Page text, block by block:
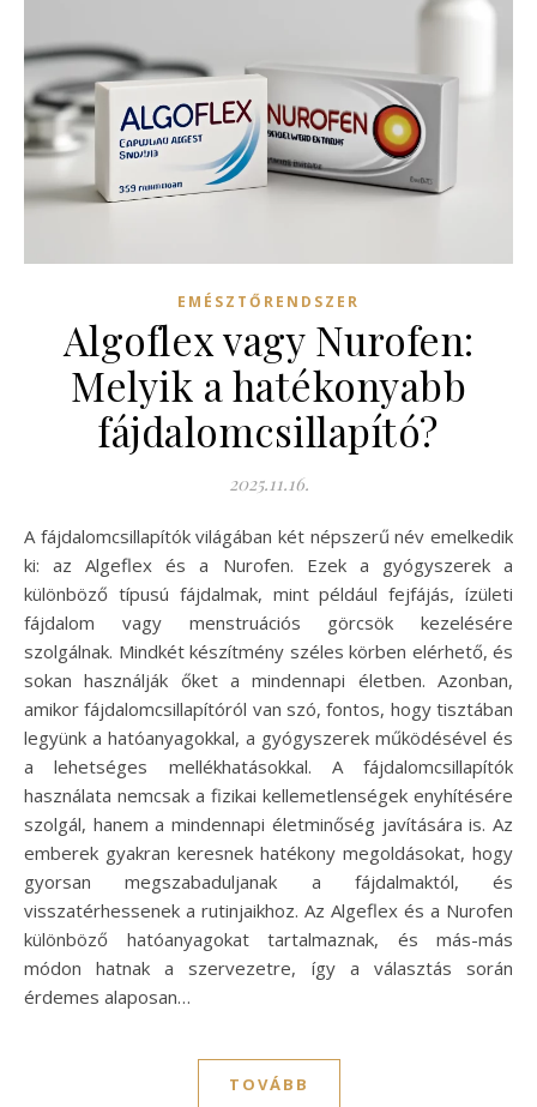
EMÉSZTŐRENDSZER
Algoflex vagy Nurofen:
Melyik a hatékonyabb
fájdalomcsillapító?
2025.11.16.
A fájdalomcsillapítók világában két népszerű név emelkedik
ki: az Algeflex és a Nurofen. Ezek a gyógyszerek a
különböző típusú fájdalmak, mint például fejfájás, ízületi
fájdalom vagy menstruációs görcsök kezelésére
szolgálnak. Mindkét készítmény széles körben elérhető, és
sokan használják őket a mindennapi életben. Azonban,
amikor fájdalomcsillapítóról van szó, fontos, hogy tisztában
legyünk a hatóanyagokkal, a gyógyszerek működésével és
a lehetséges mellékhatásokkal. A fájdalomcsillapítók
használata nemcsak a fizikai kellemetlenségek enyhítésére
szolgál, hanem a mindennapi életminőség javítására is. Az
emberek gyakran keresnek hatékony megoldásokat, hogy
gyorsan megszabaduljanak a fájdalmaktól, és
visszatérhessenek a rutinjaikhoz. Az Algeflex és a Nurofen
különböző hatóanyagokat tartalmaznak, és más-más
módon hatnak a szervezetre, így a választás során
érdemes alaposan…
TOVÁBB